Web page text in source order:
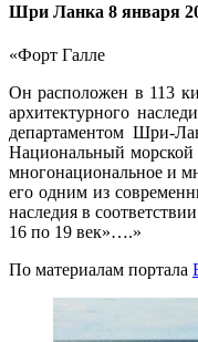
Шри Ланка 8 января
«Форт Галле
Он расположен в 113
архитектурного
департаментом Шри-
Национальный морской
многонациональное и
его одним из
наследия в
16 по 19 век»….»
По материалам портала